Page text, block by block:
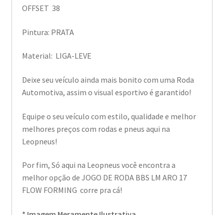
OFFSET 38
Pintura: PRATA
Material: LIGA-LEVE
Deixe seu veículo ainda mais bonito com uma Roda
Automotiva, assim o visual esportivo é garantido!
Equipe o seu veículo com estilo, qualidade e melhor
melhores preços com rodas e pneus aqui na
Leopneus!
Por fim, Só aqui na Leopneus você encontra a
melhor opção de JOGO DE RODA BBS LM ARO 17
FLOW FORMING corre pra cá!